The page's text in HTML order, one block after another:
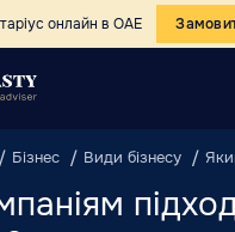
онлайн в ОАЕ
Бізнес Види бізнесу